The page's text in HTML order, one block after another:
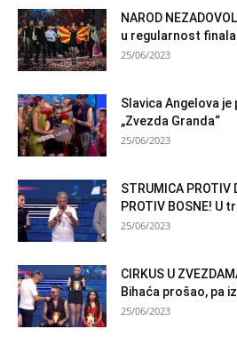
NAROD
u regularnost
25/06/2023
Slavica Angelova
„Zvezda Granda“
25/06/2023
STRUMICA PROTIV
PROTIV BOSNE! U
25/06/2023
CIRKUS U
Bihaća prošao, pa
25/06/2023